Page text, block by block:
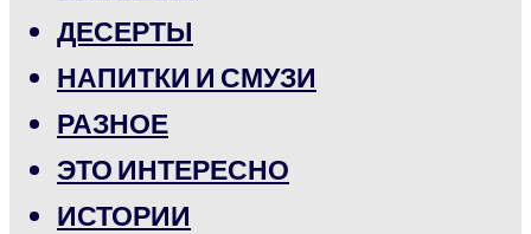
ДЕСЕРТЫ
НАПИТКИ И СМУЗИ
РАЗНОЕ
ЭТО ИНТЕРЕСНО
ИСТОРИИ